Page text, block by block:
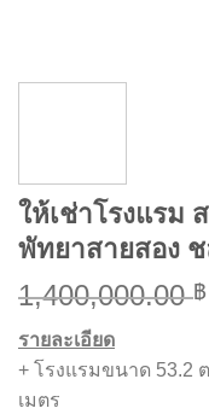
ให้เช่าโรงแรม
พัทยาสายสอง
1,400,000.00฿
รายละเอียด
+ โรงแรมขนาด 53.2
เมตร